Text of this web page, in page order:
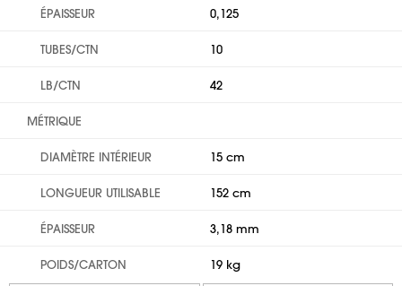
ÉPAISSEUR 0,125
TUBES/CTN 10
LB/CTN 42
MÉTRIQUE
DIAMÈTRE INTÉRIEUR 15 cm
LONGUEUR UTILISABLE 152 cm
ÉPAISSEUR 3,18 mm
POIDS/CARTON 19 kg